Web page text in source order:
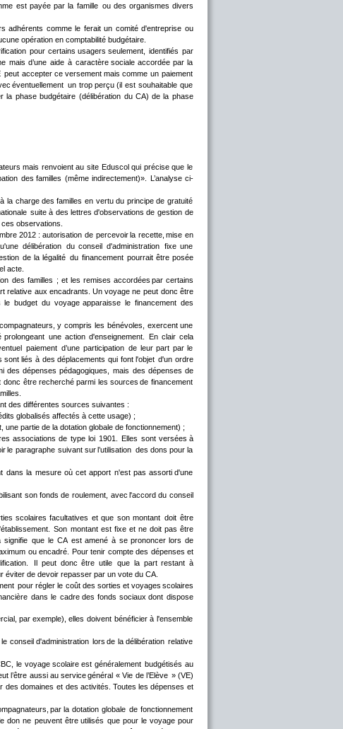
est payée par la famille ou des organismes divers
adhérents comme le ferait un comité d'entreprise ou
opération en comptabilité budgétaire.
pour certains usagers seulement, identifiés par
mais d’une aide à caractère sociale accordée par la
peut accepter ce versement mais comme un paiement
éventuellement un trop perçu (il est souhaitable que
la phase budgétaire (délibération du CA) de la phase
mais renvoient au site Eduscol qui précise que le
des familles (même indirectement)». L’analyse ci-
à la charge des familles en vertu du principe de gratuité
suite à des lettres d'observations de gestion de
observations.
2012 : autorisation de percevoir la recette, mise en
délibération du conseil d'administration fixe une
de la légalité du financement pourrait être posée
acte.
des familles ; et les remises accordées par certains
relative aux encadrants. Un voyage ne peut donc être
le budget du voyage apparaisse le financement des
y compris les bénévoles, exercent une
prolongeant une action d'enseignement. En clair cela
paiement d’une participation de leur part par le
sont liés à des déplacements qui font l'objet d'un ordre
des dépenses pédagogiques, mais des dépenses de
donc être recherché parmi les sources de financement
des différentes sources suivantes :
globalisés affectés à cette usage) ;
partie de la dotation globale de fonctionnement) ;
associations de type loi 1901. Elles sont versées à
le paragraphe suivant sur l’utilisation des dons pour la
dans la mesure où cet apport n'est pas assorti d'une
son fonds de roulement, avec l'accord du conseil
scolaires facultatives et que son montant doit être
Son montant est fixe et ne doit pas être
signifie que le CA est amené à se prononcer lors de
ou encadré. Pour tenir compte des dépenses et
Il peut donc être utile que la part restant à
éviter de devoir repasser par un vote du CA.
pour régler le coût des sorties et voyages scolaires
dans le cadre des fonds sociaux dont dispose
par exemple), elles doivent bénéficier à l'ensemble
le conseil d'administration lors de la délibération relative
le voyage scolaire est généralement budgétisés au
l’être aussi au servicegénéral « Vie de l’Elève » (VE)
des domaines et des activités. Toutes les dépenses et
par la dotation globale de fonctionnement
le don ne peuvent être utilisés que pour le voyage pour